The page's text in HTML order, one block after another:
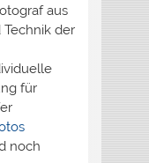
aus
der
für
noch